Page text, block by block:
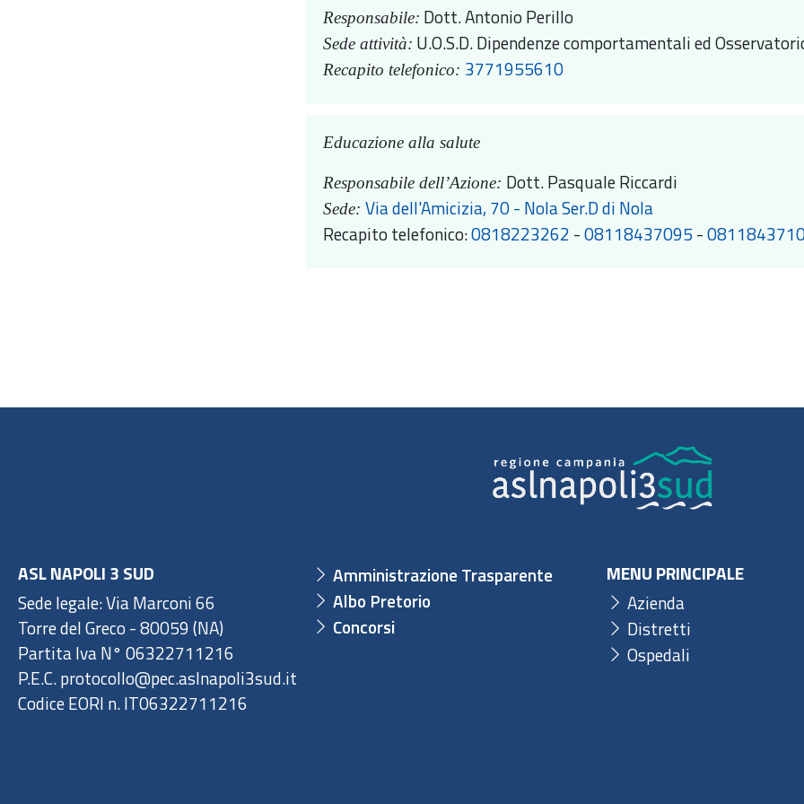
Responsabile: Dott. Antonio Perillo
Sede attività: U.O.S.D. Dipendenze comportamentali ed
Recapito telefonico: 3771955610
Educazione alla salute
Responsabile dell’Azione: Dott. Pasquale Riccardi
Sede:Via dell'Amicizia, 70 - NolaSer.D di Nola
Recapito telefonico:0818223262 -08118437095-
ASL NAPOLI 3 SUD
Sede legale: Via Marconi 66
Torre del Greco - 80059 (NA)
Partita Iva N° 06322711216
P.E.C. protocollo@pec.aslnapoli3sud.it
Codice EORI n. IT06322711216
Amministrazione Trasparente
Albo Pretorio
Concorsi
MENU PRINCIPALE
Azienda
Distretti
Ospedali